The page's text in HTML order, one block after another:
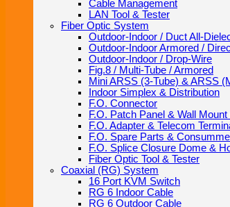
Cable Management
LAN Tool & Tester
Fiber Optic System
Outdoor-Indoor / Duct All-
Outdoor-Indoor Armored /
Outdoor-Indoor / Drop-Wire
Fig.8 / Multi-Tube / Armored
Mini ARSS (3-Tube) & ARSS
Indoor Simplex & Distribution
F.O. Connector
F.O. Patch Panel & Wall
F.O. Adapter & Telecom
F.O. Spare Parts &
F.O. Splice Closure Dome &
Fiber Optic Tool & Tester
Coaxial (RG) System
16 Port KVM Switch
RG 6 Indoor Cable
RG 6 Outdoor Cable